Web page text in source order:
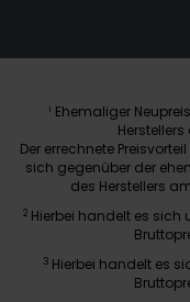
1 Ehemaliger
Der errechnete
sich gegenüber der
des Herstellers
2 Hierbei handelt es sich
3 Hierbei handelt es